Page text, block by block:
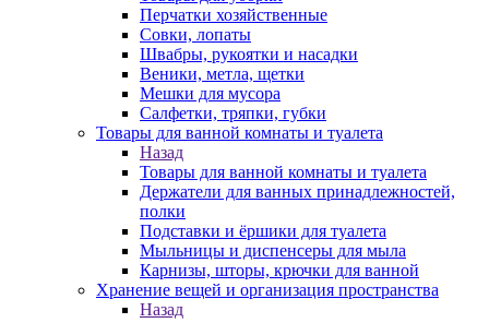
Перчатки хозяйственные
Совки, лопаты
Швабры, рукоятки и насадки
Веники, метла, щетки
Мешки для мусора
Салфетки, тряпки, губки
Товары для ванной комнаты и туалета
Назад
Товары для ванной комнаты и туалета
Держатели для ванных принадлежностей,
полки
Подставки и ёршики для туалета
Мыльницы и диспенсеры для мыла
Карнизы, шторы, крючки для ванной
Хранение вещей и организация пространства
Назад